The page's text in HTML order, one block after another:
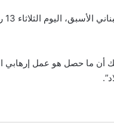
أن ما حصل هو عمل إرهابي